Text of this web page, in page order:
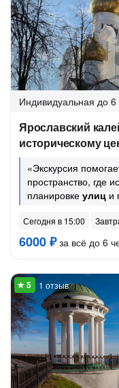
Индивидуальная до 6
Ярославский
историческому
«Экскурсия
пространство, где
планировке улиц и
Сегодня в 15:00
6000 ₽за всё до 6
1 отзыв